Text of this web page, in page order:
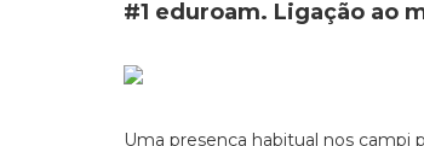
#1 eduroam. Ligação ao
Uma presença habitual nos campi